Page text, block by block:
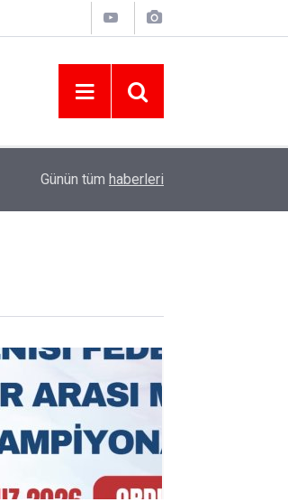
ASKF’DEN İŞ DÜNYASINA AMATÖR
Günün tüm haberleri